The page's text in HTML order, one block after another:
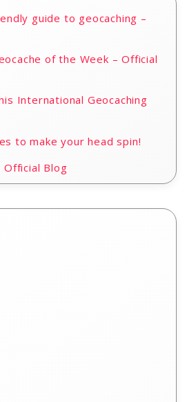
guide to geocaching –
of the Week – Official
International Geocaching
to make your head spin!
Official Blog